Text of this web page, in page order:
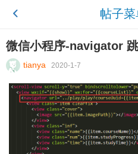
帖子菜
微信小程序-navigator
tianya 2020-1-7